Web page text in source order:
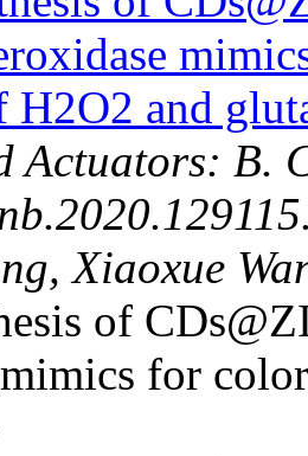
Actuators: B.
Xiaoxue
of
for